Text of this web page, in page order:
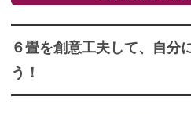
６畳を創意工夫して、自分
う！